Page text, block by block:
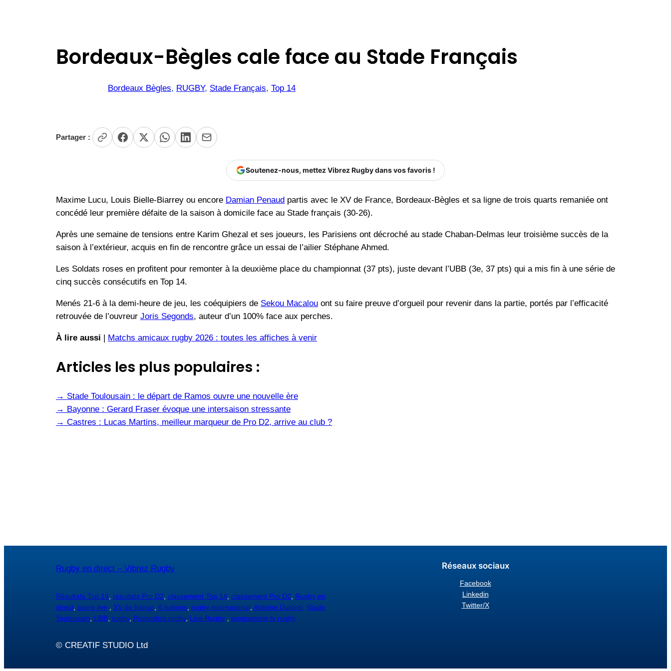
Bordeaux-Bègles cale face au Stade Français
Bordeaux Bègles, RUGBY, Stade Français, Top 14
Partager :
Soutenez-nous, mettez Vibrez Rugby dans vos favoris !
Maxime Lucu, Louis Bielle-Biarrey ou encore Damian Penaud partis avec le XV de France, Bordeaux-Bègles et sa ligne de trois quarts remaniée ont
concédé leur première défaite de la saison à domicile face au Stade français (30-26).
Après une semaine de tensions entre Karim Ghezal et ses joueurs, les Parisiens ont décroché au stade Chaban-Delmas leur troisième succès de la
saison à l’extérieur, acquis en fin de rencontre grâce un essai de l’ailier Stéphane Ahmed.
Les Soldats roses en profitent pour remonter à la deuxième place du championnat (37 pts), juste devant l’UBB (3e, 37 pts) qui a mis fin à une série de
cinq succès consécutifs en Top 14.
Menés 21-6 à la demi-heure de jeu, les coéquipiers de Sekou Macalou ont su faire preuve d’orgueil pour revenir dans la partie, portés par l’efficacité
retrouvée de l’ouvreur Joris Segonds, auteur d’un 100% face aux perches.
À lire aussi | Matchs amicaux rugby 2026 : toutes les affiches à venir
Articles les plus populaires :
→ Stade Toulousain : le départ de Ramos ouvre une nouvelle ère
→ Bayonne : Gerard Fraser évoque une intersaison stressante
→ Castres : Lucas Martins, meilleur marqueur de Pro D2, arrive au club ?
Rugby en direct – Vibrez Rugby
Résultats Top 14, résultats Pro D2, classement Top 14, classement Pro D2, Rugby en
direct, score live , XV de france, 6 nations, rugby international, Antoine Dupont, Stade
Toulousain, UBB, rugby, Pronostics rugby, Live Rugby , programme tv rugby
© CREATIF STUDIO Ltd
Réseaux sociaux
Facebook
Linkedin
Twitter/X